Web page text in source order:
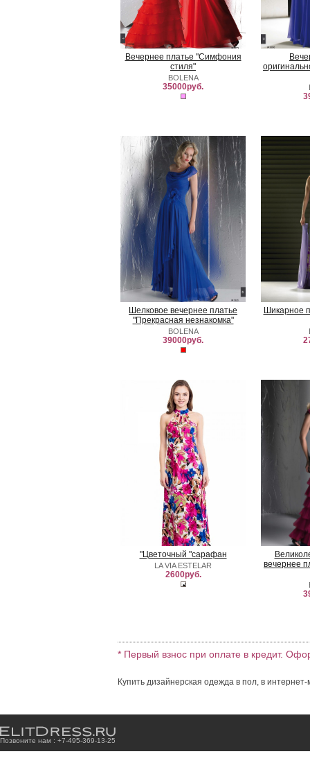
Вечернее платье "Симфония
стиля"
BOLENA
35000руб.
Шелковое вечернее платье
"Прекрасная незнакомка"
BOLENA
39000руб.
Шикарное
"Цветочный "сарафан
LA VIA ESTELAR
2600руб.
вечернее
* Первый взнос при оплате в кредит.
Купить дизайнерская одежда в пол, в
Позвоните нам : +7-495-369-13-25